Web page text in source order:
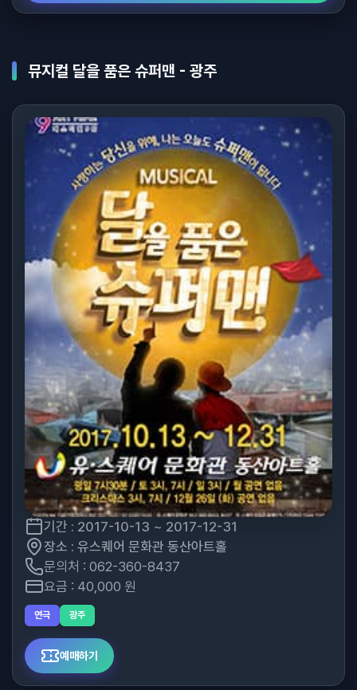
뮤지컬 달을 품은 슈퍼맨 - 광주
기간 : 2017-10-13 ~ 2017-12-31
장소 : 유스퀘어 문화관 동산아트홀
문의처 : 062-360-8437
요금 : 40,000 원
연극 광주
예매하기